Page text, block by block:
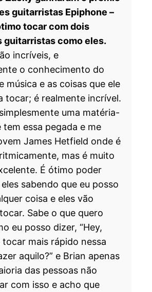
guitarristas Epiphone –
tocar com dois
guitarristas como eles.
incríveis, e
o conhecimento do
música e as coisas que ele
tocar; é realmente incrível.
uma matéria-
tem essa pegada e me
James Hetfield onde é
mas é muito
É ótimo poder
sabendo que eu posso
coisa e eles vão
Sabe o que quero
eu posso dizer, “Hey,
mais rápido nessa
aquilo?” e Brian apenas
das pessoas não
com isso e acho que